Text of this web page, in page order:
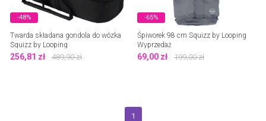
-48%
Twarda składana gondola do wózka
Squizz by Looping
256,81 zł 489,90zł
-65%
Śpiworek 98 cm Squizz by Looping
Wyprzedaż
69,00 zł 199,00zł
1